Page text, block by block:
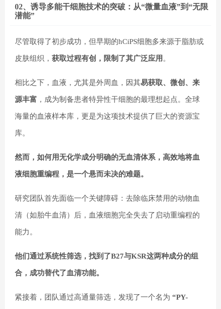
02、诱导多能干细胞技术的突破：从“微量血液”到“无限
潜能”
尽管取得了初步成功，但早期的hCiPS细胞多来源于脂肪或
皮肤组织， 获取过程有创，限制了其广泛应用 。
相比之下，血液，尤其是外周血，因其易获取、微创、来
源丰富 ，成为制备患者特异性干细胞的最理想起点。全球
海量的血液样本库，更是为这项技术提供了巨大的资源宝
库。
然而，如何用无化学成分明确的无血清体系，高效地将血
液细胞重编程，是一个悬而未决的难题。
研究团队首先面临一个关键障碍：去除临床禁用的动物血
清（如胎牛血清）后，血液细胞完全失去了启动重编程的
能力。
他们通过系统性筛选，找到了B27与KSR这两种成分的组
合，成功替代了血清功能。
紧接着，团队通过高通量筛选，发现了一个名为 “PY-